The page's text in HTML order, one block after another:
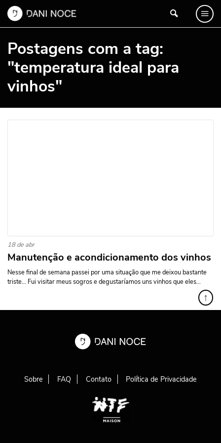
Postagens com a tag:
"temperatura ideal para
vinhos"
18 de abr
Manutenção e acondicionamento dos vinhos
Nesse final de semana passei por uma situação que me deixou bastante
triste… Fui visitar meus sogros e degustaríamos uns vinhos que eles...
↑
Sobre FAQ Contato Política de Privacidade